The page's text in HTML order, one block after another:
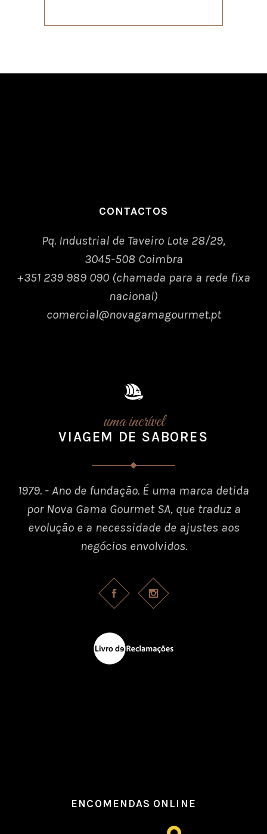
CONTACTOS
Pq. Industrial de Taveiro Lote 28/29,
3045-508 Coimbra
+351 239 989 090 (chamada para a rede fixa
nacional)
comercial@novagamagourmet.pt
uma incrível
VIAGEM DE SABORES
1979. - Ano de fundação. É uma marca detida
por Nova Gama Gourmet SA, que traduz a
evolução e a necessidade de ajustes aos
negócios envolvidos.
ENCOMENDAS ONLINE